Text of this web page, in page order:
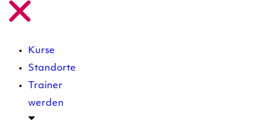
Kurse
Standorte
Trainer
werden